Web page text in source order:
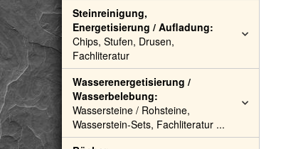
Steinreinigung,
Energetisierung / Aufladung:
Chips, Stufen, Drusen,
Fachliteratur
Wasserenergetisierung /
Wasserbelebung:
Wassersteine / Rohsteine,
Wasserstein-Sets, Fachliteratur ...